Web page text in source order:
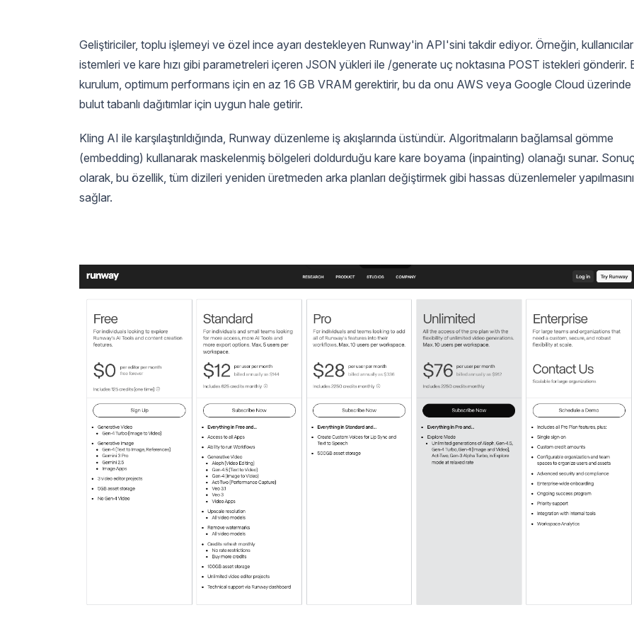
Geliştiriciler, toplu işlemeyi ve özel ince ayarı destekleyen Runway'in API'sini takdir ediyor. Örneğin, kullanıcılar
istemleri ve kare hızı gibi parametreleri içeren JSON yükleri ile /generate uç noktasına POST istekleri gönderir.
kurulum, optimum performans için en az 16 GB VRAM gerektirir, bu da onu AWS veya Google Cloud üzerinde
bulut tabanlı dağıtımlar için uygun hale getirir.
Kling AI ile karşılaştırıldığında, Runway düzenleme iş akışlarında üstündür. Algoritmaların bağlamsal gömme
(embedding) kullanarak maskelenmiş bölgeleri doldurduğu kare kare boyama (inpainting) olanağı sunar.
olarak, bu özellik, tüm dizileri yeniden üretmeden arka planları değiştirmek gibi hassas düzenlemeler yapılmasını
sağlar.